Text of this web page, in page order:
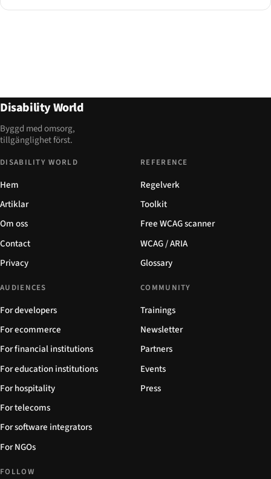
Disability World
Byggd med omsorg,
tillgänglighet först.
DISABILITY WORLD
Hem
Artiklar
Om oss
Contact
Privacy
REFERENCE
Regelverk
Toolkit
Free WCAG scanner
WCAG / ARIA
Glossary
AUDIENCES
For developers
For ecommerce
For financial institutions
For education institutions
For hospitality
For telecoms
For software integrators
For NGOs
COMMUNITY
Trainings
Newsletter
Partners
Events
Press
FOLLOW